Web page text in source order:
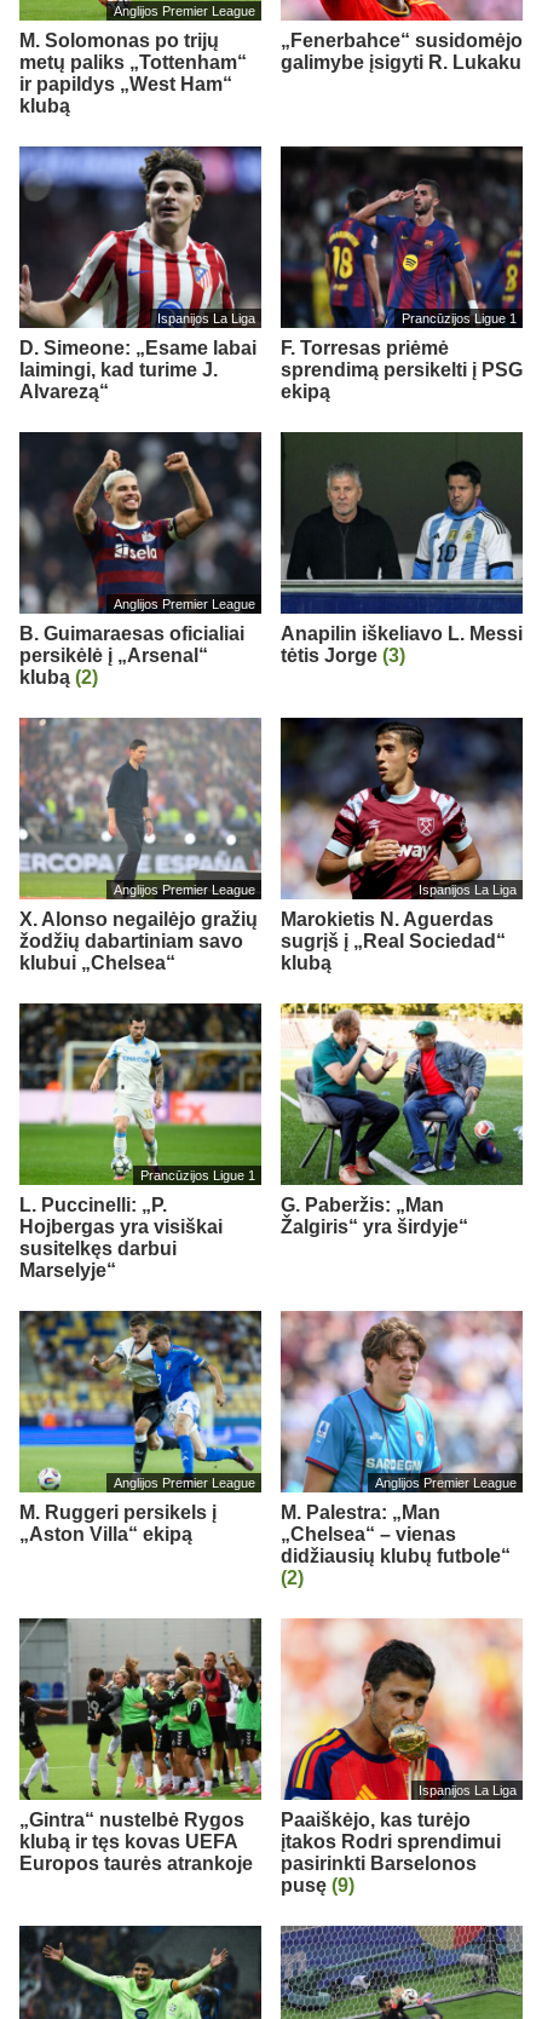
Anglijos Premier League
M. Solomonas po trijų
metų paliks „Tottenham“
ir papildys „West Ham“
klubą
„Fenerbahce“ susidomėjo
galimybe įsigyti R. Lukaku
Ispanijos La Liga
D. Simeone: „Esame labai
laimingi, kad turime J.
Alvarezą“
Prancūzijos Ligue 1
F. Torresas priėmė
sprendimą persikelti į PSG
ekipą
Anglijos Premier League
B. Guimaraesas oficialiai
persikėlė į „Arsenal“
klubą (2)
Anapilin iškeliavo L. Messi
tėtis Jorge (3)
Anglijos Premier League
X. Alonso negailėjo gražių
žodžių dabartiniam savo
klubui „Chelsea“
Ispanijos La Liga
Marokietis N. Aguerdas
sugrįš į „Real Sociedad“
klubą
Prancūzijos Ligue 1
L. Puccinelli: „P.
Hojbergas yra visiškai
susitelkęs darbui
Marselyje“
G. Paberžis: „Man
Žalgiris“ yra širdyje“
Anglijos Premier League
M. Ruggeri persikels į
„Aston Villa“ ekipą
Anglijos Premier League
M. Palestra: „Man
„Chelsea“ – vienas
didžiausių klubų futbole“
(2)
„Gintra“ nustelbė Rygos
klubą ir tęs kovas UEFA
Europos taurės atrankoje
Ispanijos La Liga
Paaiškėjo, kas turėjo
įtakos Rodri sprendimui
pasirinkti Barselonos
pusę (9)